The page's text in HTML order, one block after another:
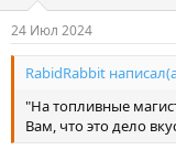
24 Июл 2024
RabidRabbit
"На топливные
Вам, что это дело